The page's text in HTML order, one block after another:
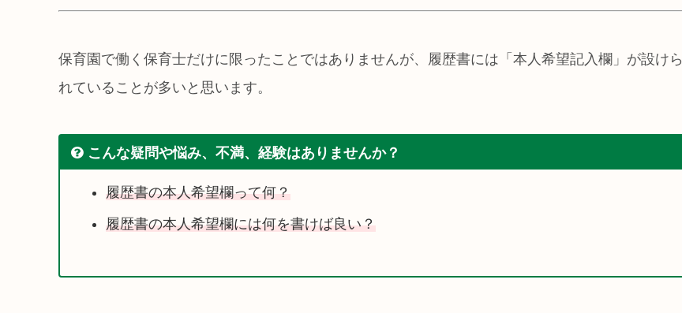
保育園で働く保育士だけに限ったことではありませんが、履歴書には「本人希望記入欄」が設けら
れていることが多いと思います。
こんな疑問や悩み、不満、経験はありませんか？
履歴書の本人希望欄って何？
履歴書の本人希望欄には何を書けば良い？